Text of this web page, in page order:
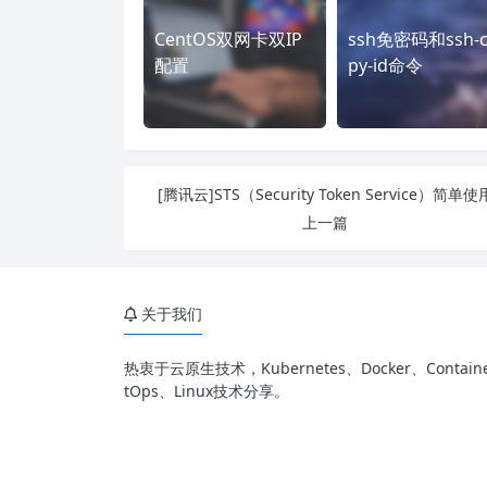
CentOS双网卡双IP
配置
ssh免密码和ssh-
py-id命令
[腾讯云]STS（Security Token Service）简单使
上一篇
关于我们
热衷于云原生技术，Kubernetes、Docker、
tOps、Linux技术分享。